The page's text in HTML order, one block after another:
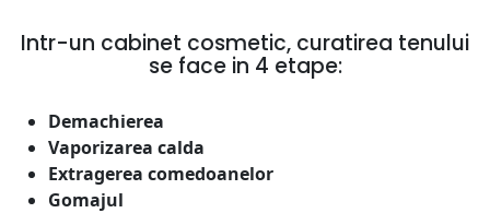
Intr-un cabinet cosmetic, curatirea tenului
se face in 4 etape:
Demachierea
Vaporizarea calda
Extragerea comedoanelor
Gomajul